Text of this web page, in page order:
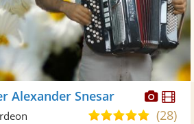
Alexander Snesar
4,8(28)